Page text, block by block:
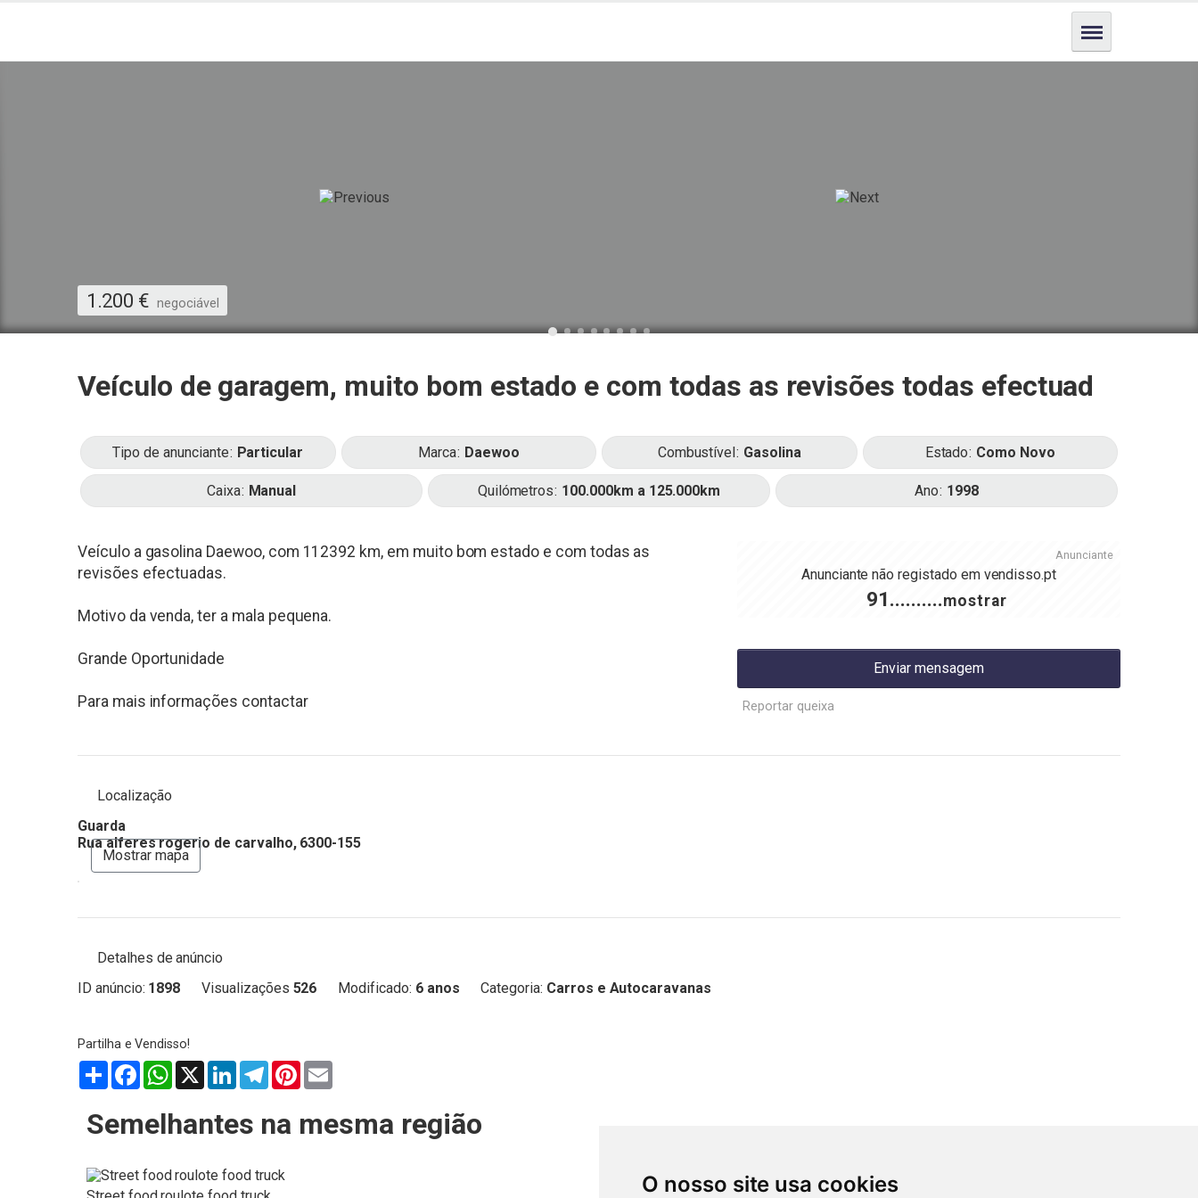
O nosso site usa cookies
Veículo de garagem, muito bom estado e com todas as revisões todas efectuad
1.200 € negociável
Tipo de anunciante Particular Marca Daewoo Combustível Gasolina Estado Como Novo
Caixa Manual Quilómetros 100.000km a 125.000km Ano 1998
Veículo a gasolina Daewoo, com 112392 km, em muito bom estado e com todas as
revisões efectuadas.
Motivo da venda, ter a mala pequena.
Grande Oportunidade
Para mais informações contactar
91..........mostrar
Anunciante
Anunciante não registado em vendisso.pt
Enviar mensagem
Reportar queixa
Localização
Guarda
Rua alferes rogerio de carvalho, 6300-155
Mostrar mapa
Detalhes de anúncio
ID anúncio: 1898 Visualizações 526 Modificado: 6 anos Categoria: Carros e Autocaravanas
PartilharFacebookWhatsApp
X LinkedInTelegramPinterest
Semelhantes na mesma região